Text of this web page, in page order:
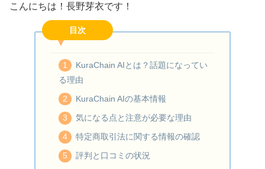
こんにちは！長野芽衣です！
目次
KuraChain AIとは？話題になってい
る理由
KuraChain AIの基本情報
気になる点と注意が必要な理由
特定商取引法に関する情報の確認
評判と口コミの状況